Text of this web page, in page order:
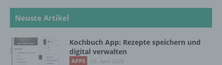
Neuste Artikel
Kochbuch App: Rezepte speichern und
digital verwalten
APPS 03. April 2025
Verbreitung oder eine andere Form der
Bereitstellung, den Abgleich oder die
Löschen oder die Vernichtung.